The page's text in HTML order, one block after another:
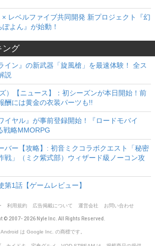
× レベルファイブ共同開発 新プロジェクト『幻
よん』が始動！
ング
イン』の新武器「旋風槍」を最速体験！ 全ス
説
）【ニュース】：初シーズンが本日開始！前
酬には黄金の衣装パーツも!!
イヤル』が事前登録開始！『ロードモバイ
戦略MMORPG
バー【攻略】: 初音ミクコラボクエスト「秘密
戦」（ミク紫式部）ウィザード級ノーコン攻
第1話【ゲームレビュー】
利用規約 広告掲載について 運営会社 お問い合わせ
© 2007- 2026 Nyle Inc. All Rights Reserved.
Android は Google Inc. の商標です。